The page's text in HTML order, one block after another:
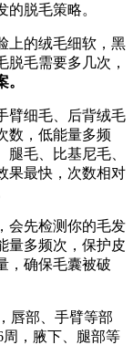
脱毛策略。
上的绒毛细软，黑
毛需要多几次，
臂细毛、后背绒毛
数，低能量多频
毛、比基尼毛、
果最快，次数相对
会先检测你的毛发
量多频次，保护皮
，确保毛囊被破
唇部、手臂等部
，腋下、腿部等